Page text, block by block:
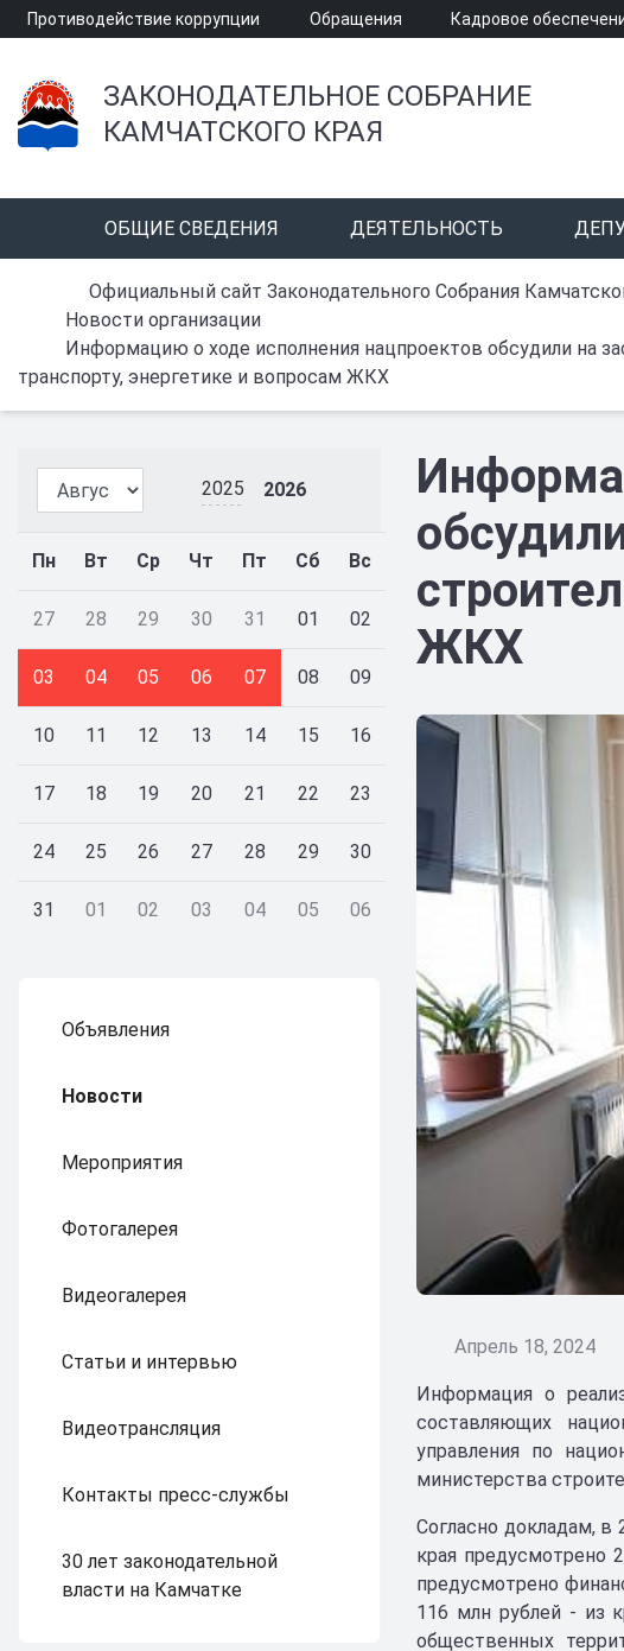
Противодействие коррупции Обращения Кадровое
ЗАКОНОДАТЕЛЬНОЕ СОБРАНИЕ
КАМЧАТСКОГО КРАЯ
ОБЩИЕ СВЕДЕНИЯ ДЕЯТЕЛЬНОСТЬ
Официальный сайт Законодательного Собрания
Новости организации
Информацию о ходе исполнения нацпроектов обсудили на
транспорту, энергетике и вопросам ЖКХ
2025 2026
Пн Вт Ср Чт Пт Сб Вс
27 28 29 30 31 01 02
03 04 05 06 07 08 09
10 11 12 13 14 15 16
17 18 19 20 21 22 23
24 25 26 27 28 29 30
31 01 02 03 04 05 06
Объявления
Новости
Мероприятия
Фотогалерея
Видеогалерея
Статьи и интервью
Видеотрансляция
Контакты пресс-службы
30 лет законодательной
власти на Камчатке
ЖКХ
Апрель 18, 2024
Информация о
составляющих
управления по
министерства
Согласно докладам, в
края предусмотрено
предусмотрено
116 млн рублей - из
общественных